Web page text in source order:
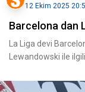
12 Ekim 2025
Barcelona dan
La Liga devi
Lewandowski ile ilgili